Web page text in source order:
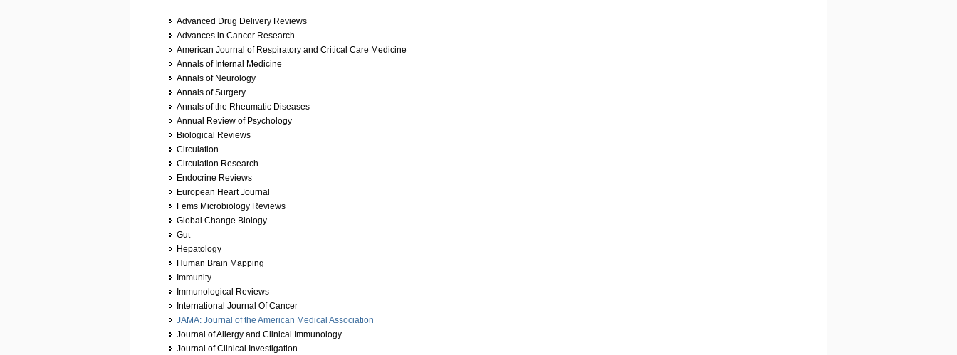
Advanced Drug Delivery Reviews
Advances in Cancer Research
American Journal of Respiratory and Critical Care Medicine
Annals of Internal Medicine
Annals of Neurology
Annals of Surgery
Annals of the Rheumatic Diseases
Annual Review of Psychology
Biological Reviews
Circulation
Circulation Research
Endocrine Reviews
European Heart Journal
Fems Microbiology Reviews
Global Change Biology
Gut
Hepatology
Human Brain Mapping
Immunity
Immunological Reviews
International Journal Of Cancer
JAMA: Journal of the American Medical Association
Journal of Allergy and Clinical Immunology
Journal of Clinical Investigation